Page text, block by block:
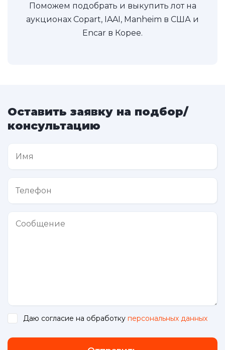
Поможем подобрать и выкупить лот на
аукционах Copart, IAAI, Manheim в США и
Encar в Корее.
Оставить заявку на подбор/
консультацию
Даю согласие на обработку персональных данных